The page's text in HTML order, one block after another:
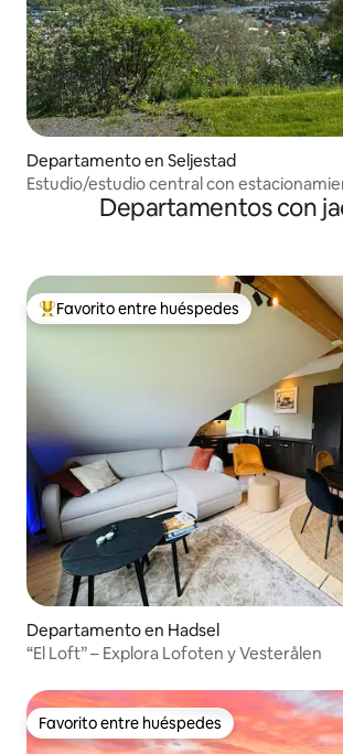
Departamento en Seljestad
Estudio/estudio central con
Departamentos con
De los mejores en Favorito entre
Favorito entre huéspedes
Departamento en Hadsel
“El Loft” – Explora Lofoten y Vesterålen
Favorito entre huéspedes
Favorito entre huéspedes